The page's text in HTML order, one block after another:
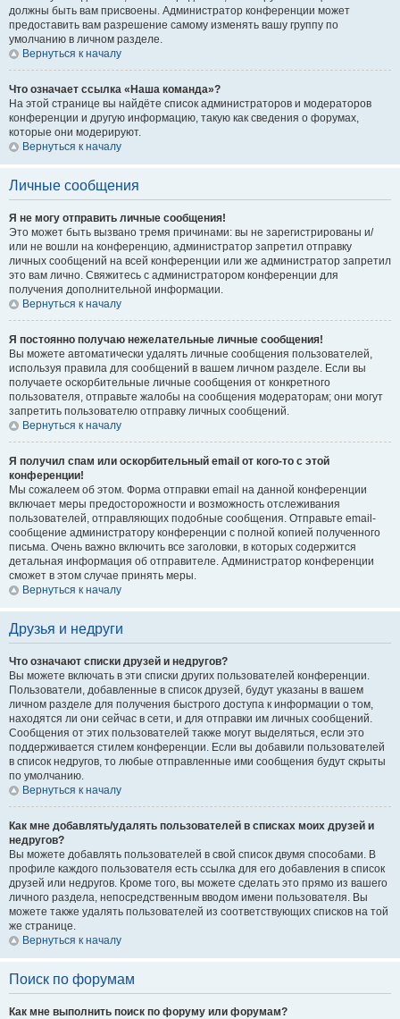
должны быть вам присвоены. Администратор конференции может
предоставить вам разрешение самому изменять вашу группу по
умолчанию в личном разделе.
Вернуться к началу
Что означает ссылка «Наша команда»?
На этой странице вы найдёте список администраторов и модераторов
конференции и другую информацию, такую как сведения о форумах,
которые они модерируют.
Вернуться к началу
Личные сообщения
Я не могу отправить личные сообщения!
Это может быть вызвано тремя причинами: вы не зарегистрированы и/
или не вошли на конференцию, администратор запретил отправку
личных сообщений на всей конференции или же администратор запретил
это вам лично. Свяжитесь с администратором конференции для
получения дополнительной информации.
Вернуться к началу
Я постоянно получаю нежелательные личные сообщения!
Вы можете автоматически удалять личные сообщения пользователей,
используя правила для сообщений в вашем личном разделе. Если вы
получаете оскорбительные личные сообщения от конкретного
пользователя, отправьте жалобы на сообщения модераторам; они могут
запретить пользователю отправку личных сообщений.
Вернуться к началу
Я получил спам или оскорбительный email от кого-то с этой
конференции!
Мы сожалеем об этом. Форма отправки email на данной конференции
включает меры предосторожности и возможность отслеживания
пользователей, отправляющих подобные сообщения. Отправьте email-
сообщение администратору конференции с полной копией полученного
письма. Очень важно включить все заголовки, в которых содержится
детальная информация об отправителе. Администратор конференции
сможет в этом случае принять меры.
Вернуться к началу
Друзья и недруги
Что означают списки друзей и недругов?
Вы можете включать в эти списки других пользователей конференции.
Пользователи, добавленные в список друзей, будут указаны в вашем
личном разделе для получения быстрого доступа к информации о том,
находятся ли они сейчас в сети, и для отправки им личных сообщений.
Сообщения от этих пользователей также могут выделяться, если это
поддерживается стилем конференции. Если вы добавили пользователей
в список недругов, то любые отправленные ими сообщения будут скрыты
по умолчанию.
Вернуться к началу
Как мне добавлять/удалять пользователей в списках моих друзей и
недругов?
Вы можете добавлять пользователей в свой список двумя способами. В
профиле каждого пользователя есть ссылка для его добавления в список
друзей или недругов. Кроме того, вы можете сделать это прямо из вашего
личного раздела, непосредственным вводом имени пользователя. Вы
можете также удалять пользователей из соответствующих списков на той
же странице.
Вернуться к началу
Поиск по форумам
Как мне выполнить поиск по форуму или форумам?